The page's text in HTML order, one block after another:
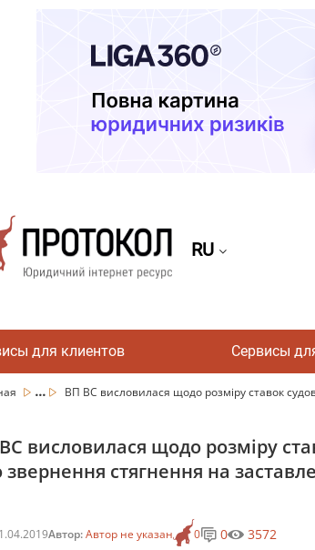
RU
для клиентов Сервисы
... ВП ВС висловилася щодо розміру ставок
висловилася щодо розміру
звернення стягнення на
Автор:Автор не указан 0 0 3572